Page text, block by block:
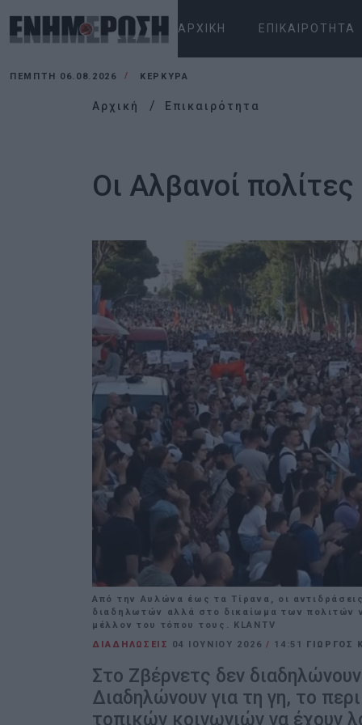
ΑΡΧΙΚΉ ΕΠΙΚΑΙΡΌΤΗΤΑ
ΠΈΜΠΤΗ 06.08.2026 ΚΕΡΚΥΡΑ
Αρχική Επικαιρότητα
Οι Αλβανοί
Από την Αυλώνα έως τα Τίρανα, οι
διαδηλωτών αλλά στο δικαίωμα των πολιτών
μέλλον του τόπου τους. KLANTV
ΔΙΑΔΗΛΩΣΕΙΣ
04 ΙΟΥΝΊΟΥ 2026 / 14:51 ΓΙΩΡΓΟΣ
Στο Ζβέρνετς δεν
Διαδηλώνουν για τη γη, το
τοπικών κοινωνιών να έχουν